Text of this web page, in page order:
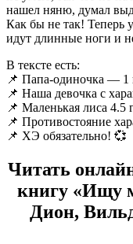
нашел няню, думал
Как бы не так! Теперь
идут длинные ноги и
В тексте есть:
📌 Папа-одиночка — 1
📌 Наша девочка с
📌 Маленькая лиса
📌 Противостояние
📌 ХЭ обязательно! 💞
Читать
книгу «Ищу
Дион,